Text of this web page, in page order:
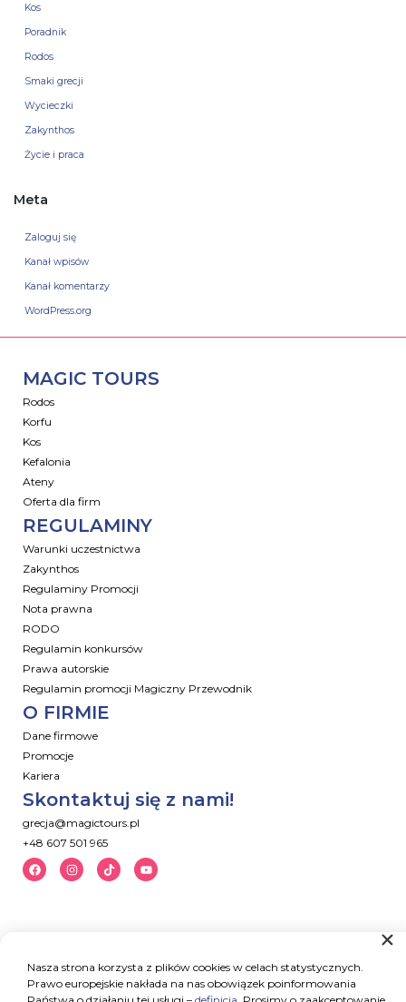
Kos
Poradnik
Rodos
Smaki grecji
Wycieczki
Zakynthos
Życie i praca
Meta
Zaloguj się
Kanał wpisów
Kanał komentarzy
WordPress.org
MAGIC TOURS
Rodos
Korfu
Kos
Kefalonia
Ateny
Oferta dla firm
REGULAMINY
Warunki uczestnictwa
Zakynthos
Regulaminy Promocji
Nota prawna
RODO
Regulamin konkursów
Prawa autorskie
Regulamin promocji Magiczny Przewodnik
O FIRMIE
Dane firmowe
Promocje
Kariera
Skontaktuj się z nami!
grecja@magictours.pl
+48 607 501 965
Nasza strona korzysta z plików cookies w celach statystycznych.
Prawo europejskie nakłada na nas obowiązek poinformowania